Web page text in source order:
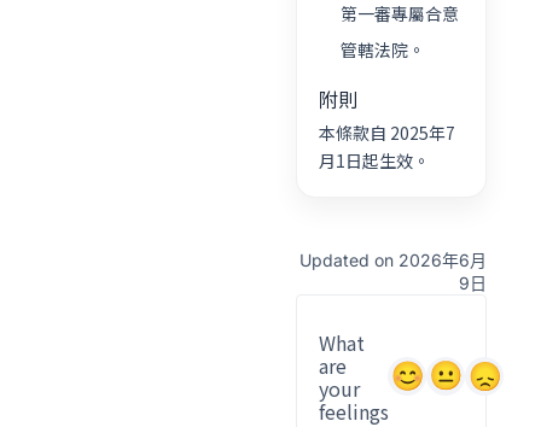
第一審專屬合意
管轄法院。
附則
本條款自 2025年7
月1日起生效。
Updated on 2026年6月
9日
What
are
your
feelings